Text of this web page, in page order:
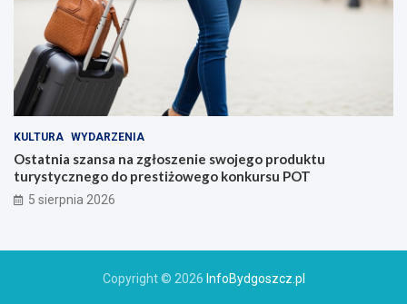
KULTURA WYDARZENIA
Ostatnia szansa na zgłoszenie swojego produktu
turystycznego do prestiżowego konkursu POT
5 sierpnia 2026
Copyright © 2026 InfoBydgoszcz.pl